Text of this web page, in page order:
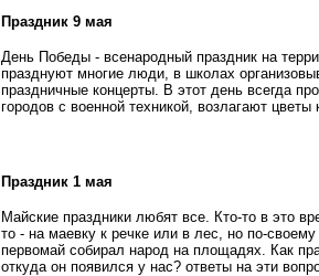
Праздник 9 мая
День Победы - всенародный праздник на
празднуют многие люди, в школах
праздничные концерты. В этот день всегда
городов с военной техникой, возлагают цветы
Праздник 1 мая
Майские праздники любят все. Кто-то в это
то - на маевку к речке или в лес, но по-
первомай собирал народ на площадях. Как
откуда он появился у нас? ответы на эти